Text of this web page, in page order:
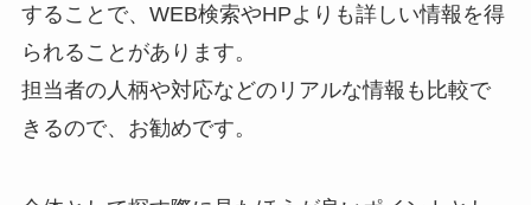
することで、WEB検索やHPよりも詳しい情報を得
られることがあります。
担当者の人柄や対応などのリアルな情報も比較で
きるので、お勧めです。